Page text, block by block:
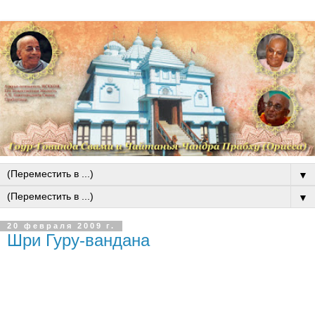
▼
▼
20 февраля 2009 г.
Шри Гуру-вандана